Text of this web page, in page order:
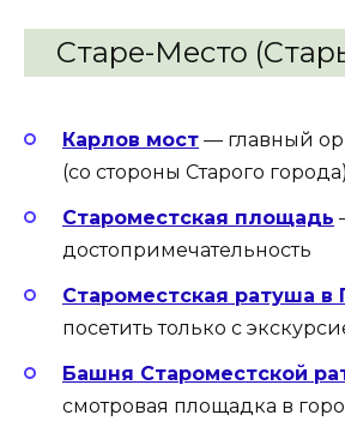
Старе-Место
Карлов мост — главный
(со стороны Старого города)
Староместская площадь
достопримечательность
Староместская ратуша в
посетить только с
Башня Староместской
смотровая площадка в